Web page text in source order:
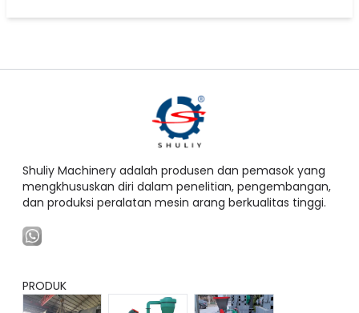
Shuliy Machinery adalah produsen dan pemasok yang
mengkhususkan diri dalam penelitian, pengembangan,
dan produksi peralatan mesin arang berkualitas tinggi.
PRODUK